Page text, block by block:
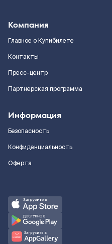
Компания
Главное о Купибилете
Контакты
Пресс-центр
Партнерская программа
Информация
Безопасность
Конфиденциальность
Оферта